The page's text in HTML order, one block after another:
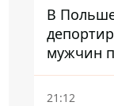
В
мужчин
затронуть
21:12